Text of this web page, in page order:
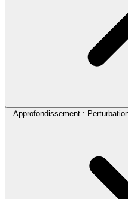
Approfondissement :